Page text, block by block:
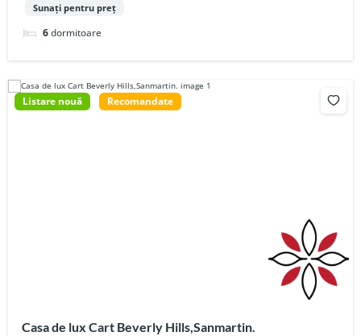
Sunați pentru preț
6dormitoare
Listare nouă Recomandate
Casa de lux Cart Beverly Hills,Sanmartin.